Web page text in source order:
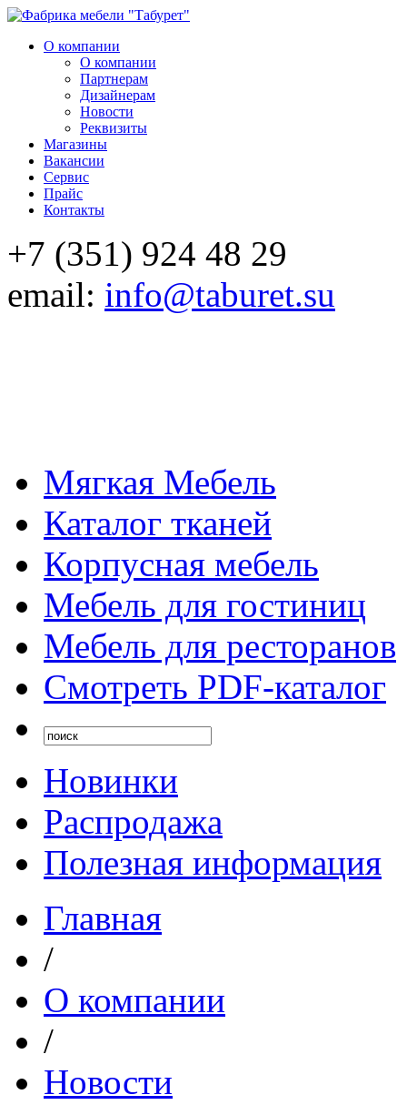
О компании
О компании
Партнерам
Дизайнерам
Новости
Реквизиты
Магазины
Вакансии
Сервис
Прайс
Контакты
+7 (351) 924 48 29
email: info@taburet.su
Мягкая Мебель
Каталог тканей
Корпусная мебель
Мебель для гостиниц
Мебель для ресторанов
Смотреть PDF-каталог
Новинки
Распродажа
Полезная информация
Главная
/
О компании
/
Новости